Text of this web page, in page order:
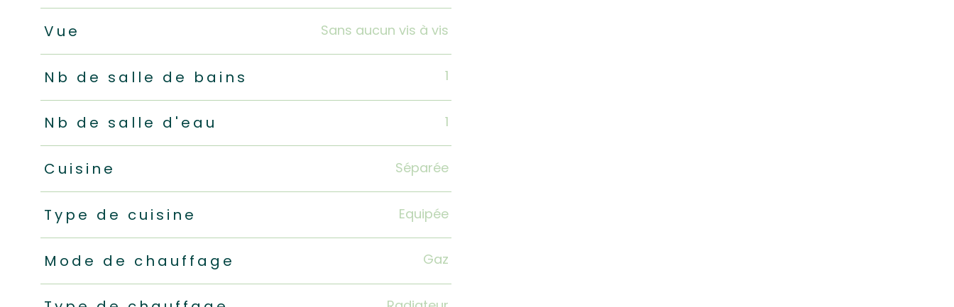
Vue Sans aucun vis à vis
Nb de salle de bains 1
Nb de salle d'eau 1
Cuisine Séparée
Type de cuisine Equipée
Mode de chauffage Gaz